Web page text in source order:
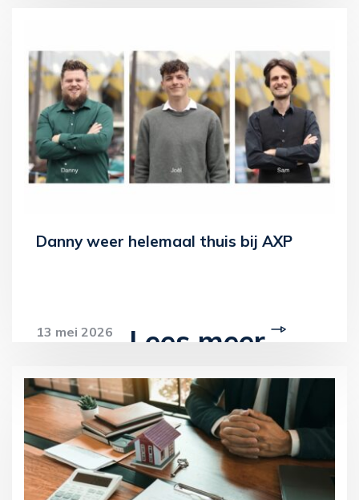
Danny weer helemaal thuis bij AXP
13 mei 2026 Lees meer